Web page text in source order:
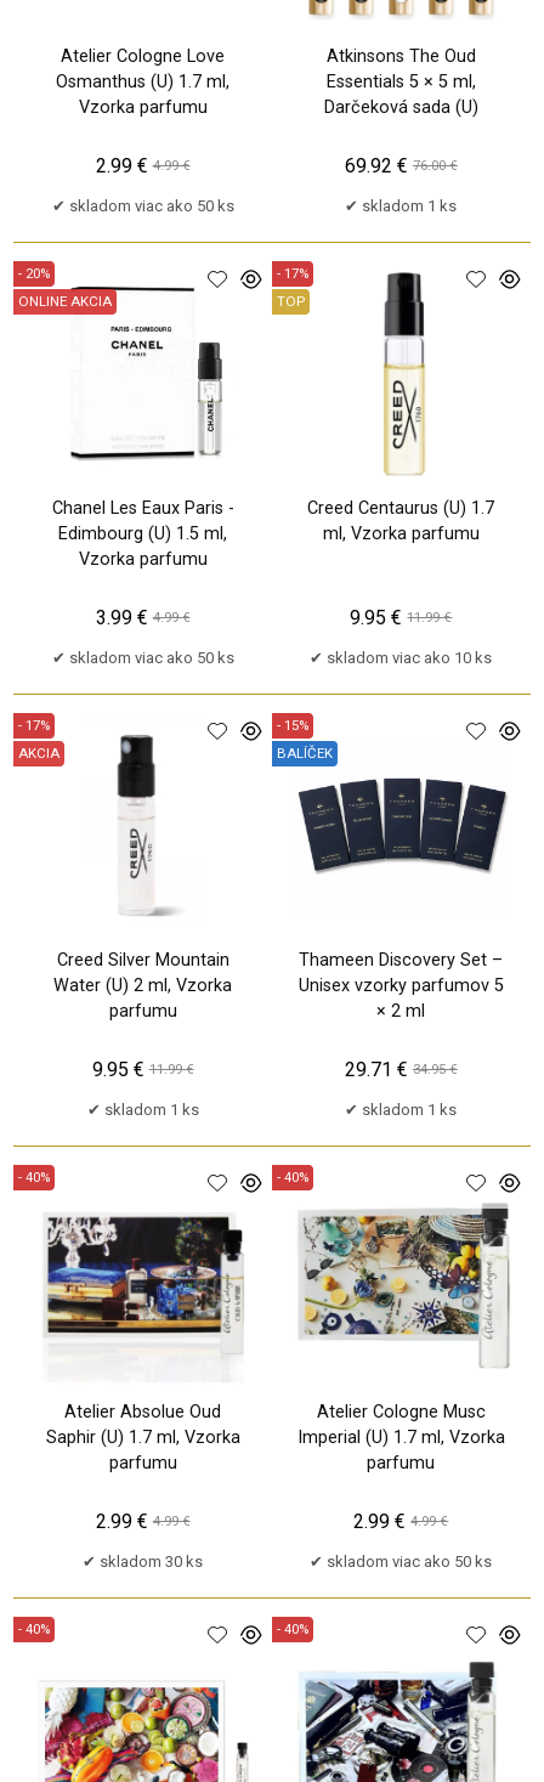
Atelier Cologne Love
Osmanthus (U) 1.7 ml,
Vzorka parfumu
skladom viac ako 50 ks
2.99 € 4.99 €
Atkinsons The Oud
Essentials 5 × 5 ml,
Darčeková sada (U)
skladom 1 ks
69.92 € 76.00 €
Chanel Les Eaux Paris -
Edimbourg (U) 1.5 ml,
Vzorka parfumu
- 20%
ONLINE AKCIA
skladom viac ako 50 ks
3.99 € 4.99 €
Creed Centaurus (U) 1.7
ml, Vzorka parfumu
- 17%
TOP
skladom viac ako 10 ks
9.95 € 11.99 €
Creed Silver Mountain
Water (U) 2 ml, Vzorka
parfumu
- 17%
AKCIA
skladom 1 ks
9.95 € 11.99 €
Thameen Discovery Set –
Unisex vzorky parfumov 5
× 2 ml
- 15%
BALÍČEK
skladom 1 ks
29.71 € 34.95 €
Atelier Absolue Oud
Saphir (U) 1.7 ml, Vzorka
parfumu
- 40%
skladom 30 ks
2.99 € 4.99 €
Atelier Cologne Musc
Imperial (U) 1.7 ml, Vzorka
parfumu
- 40%
skladom viac ako 50 ks
2.99 € 4.99 €
- 40% - 40%